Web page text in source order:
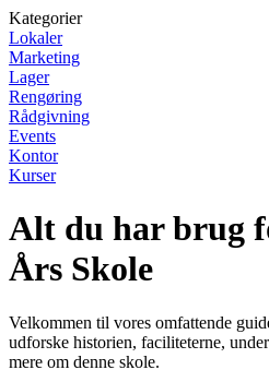
Kategorier
Lokaler
Marketing
Lager
Rengøring
Rådgivning
Events
Kontor
Kurser
Alt du har brug
Års Skole
Velkommen til vores omfattende
udforske historien, faciliteterne,
mere om denne skole.